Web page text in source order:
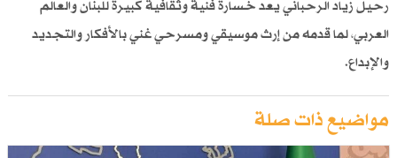
رحيل زياد الرحباني يعد خسارة فنية وثقافية كبيرة للبنان والعالم
العربي، لما قدمه من إرث موسيقي ومسرحي غني بالأفكار والتجديد
والإبداع.
مواضيع ذات صلة